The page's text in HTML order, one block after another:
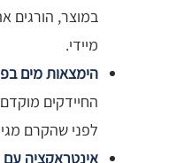
במוצר, הורגים
מיידי.
הימצאות מים
החיידקים
לפני שהקרם
אינטראקציה עם